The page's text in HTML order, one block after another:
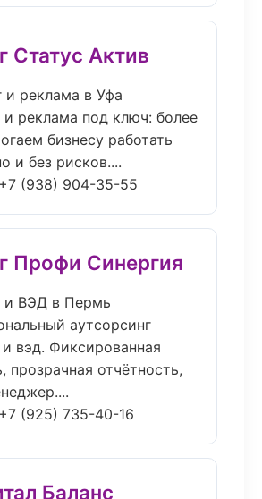
Статус Актив
и реклама в Уфа
и реклама под ключ: более
бизнесу работать
и без рисков....
+7 (938) 904-35-55
Профи Синергия
и ВЭД в Пермь
аутсорсинг
и вэд. Фиксированная
прозрачная отчётность,
+7 (925) 735-40-16
Баланс